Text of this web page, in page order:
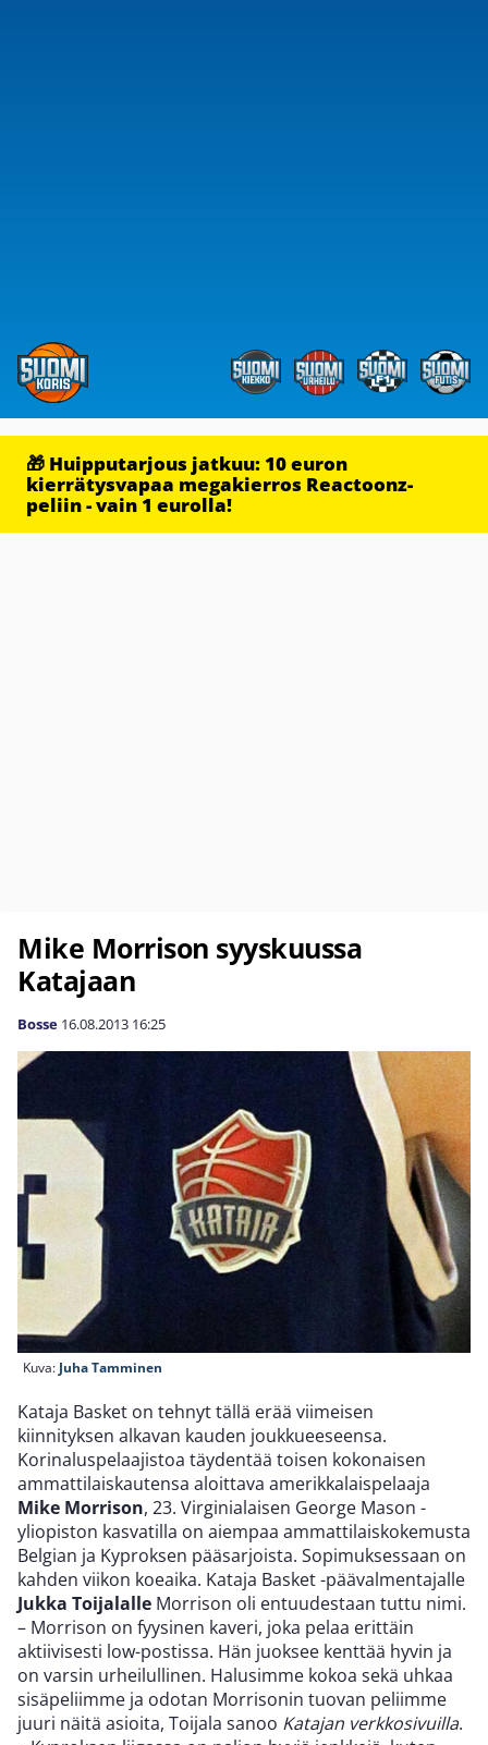
🎁 Huipputarjous jatkuu: 10 euron
kierrätysvapaa megakierros Reactoonz-
peliin - vain 1 eurolla!
Mike Morrison syyskuussa
Katajaan
Bosse 16.08.2013 16:25
Kuva: Juha Tamminen
Kataja Basket on tehnyt tällä erää viimeisen
kiinnityksen alkavan kauden joukkueeseensa.
Korinaluspelaajistoa täydentää toisen kokonaisen
ammattilaiskautensa aloittava amerikkalaispelaaja
Mike Morrison, 23. Virginialaisen George Mason -
yliopiston kasvatilla on aiempaa ammattilaiskokemusta
Belgian ja Kyproksen pääsarjoista. Sopimuksessaan on
kahden viikon koeaika. Kataja Basket -päävalmentajalle
Jukka Toijalalle Morrison oli entuudestaan tuttu nimi.
– Morrison on fyysinen kaveri, joka pelaa erittäin
aktiivisesti low-postissa. Hän juoksee kenttää hyvin ja
on varsin urheilullinen. Halusimme kokoa sekä uhkaa
sisäpeliimme ja odotan Morrisonin tuovan peliimme
juuri näitä asioita, Toijala sanoo Katajan verkkosivuilla.